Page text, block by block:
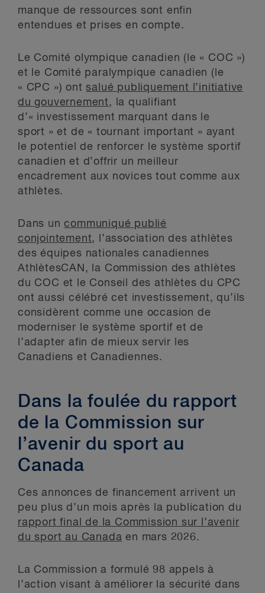
manque de ressources sont enfin
entendues et prises en compte.
Le Comité olympique canadien (le « COC »)
et le Comité paralympique canadien (le
« CPC ») ontsalué publiquement l’initiative
du gouvernement, la qualifiant
d’« investissement marquant dans le
sport » et de « tournant important » ayant
le potentiel de renforcer le système sportif
canadien et d’offrir un meilleur
encadrement aux novices tout comme aux
athlètes.
Dans uncommuniqué publié
conjointement, l’association des athlètes
des équipes nationales canadiennes
AthlètesCAN, la Commission des athlètes
du COC et le Conseil des athlètes du CPC
ont aussi célébré cet investissement, qu’ils
considèrent comme une occasion de
moderniser le système sportif et de
l’adapter afin de mieux servir les
Canadiens et Canadiennes.
Dans la foulée du rapport
de la Commission sur
l’avenir du sport au
Canada
Ces annonces de financement arrivent un
peu plus d’un mois après la publication du
rapport final de la Commission sur l’avenir
du sport au Canada en mars 2026.
La Commission a formulé 98 appels à
l’action visant à améliorer la sécurité dans